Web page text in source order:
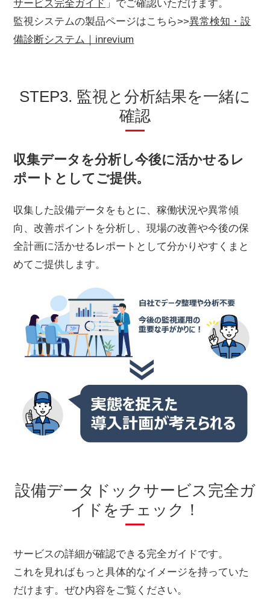
サービス完全ガイド 」でご確認いただけます。
監視システムの製品ページはこちら>>異常検知・設
備診断システム｜inrevium
STEP3. 監視と分析結果を一緒に
確認
収集データを分析し今後に活かせるレ
ポートとしてご提供。
収集した設備データをもとに、稼働状況や異常傾
向、改善ポイントを分析し、現場の改善や今後の保
全計画に活かせるレポートとして分かりやすくまと
めてご提供します。
設備データドックサービス完全ガ
イドをチェック！
サービスの詳細が確認できる完全ガイドです。
これを見ればもっと具体的なイメージを持っていた
だけます。ぜひ内容をご覧ください。